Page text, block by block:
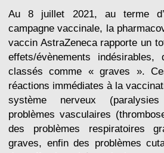
Au 8 juillet 2021, au terme
campagne vaccinale, la
vaccin AstraZeneca rapporte un
effets/évènements
classés comme « graves ».
réactions immédiates à la
système nerveux
problèmes vasculaires
des problèmes respiratoires
graves, enfin des problèmes